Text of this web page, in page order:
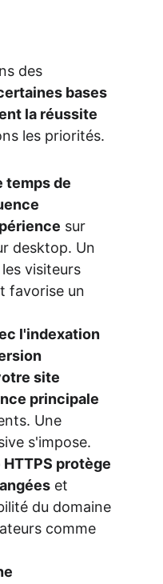
des
bases
la réussite
les priorités.
temps de
sur
desktop. Un
visiteurs
favorise un
l'indexation
site
principale
Une
s'impose.
protège
et
du domaine
comme